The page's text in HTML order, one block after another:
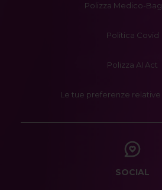
Polizza Medico-
Politica Covid
Polizza AI Act
Le tue preferenze relative
SOCIAL